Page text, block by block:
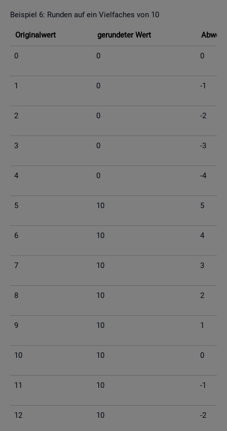
Bei­spiel 6: Run­den auf ein Viel­fa­ches von 10
Ori­gi­nal­wert ge­run­de­ter Wert
0 0 0
1 0 -1
2 0 -2
3 0 -3
4 0 -4
5 10 5
6 10 4
7 10 3
8 10 2
9 10 1
10 10 0
11 10 -1
12 10 -2